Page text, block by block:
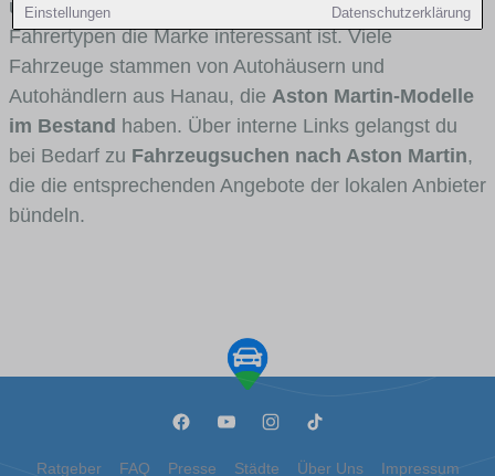
Einstellungen Datenschutzerklärung
und Umlandverkehr zu sehen sind und für welche
Fahrertypen die Marke interessant ist. Viele
Fahrzeuge stammen von Autohäusern und
Autohändlern aus Hanau, die Aston Martin-Modelle
im Bestand haben. Über interne Links gelangst du
bei Bedarf zu Fahrzeugsuchen nach Aston Martin,
die die entsprechenden Angebote der lokalen Anbieter
bündeln.
Ratgeber FAQ Presse Städte Über Uns Impressum